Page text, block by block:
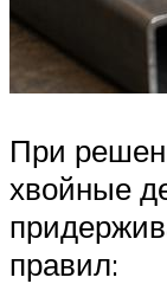
При
хвойные
правил: